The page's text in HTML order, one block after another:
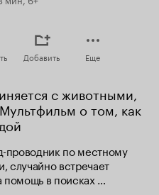
Добавить Еще
с животными,
о том, как
проводник по местному
случайно встречает
помощь в поисках